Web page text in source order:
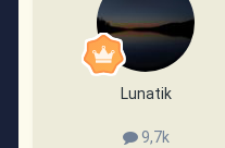
Lunatik
9,7k